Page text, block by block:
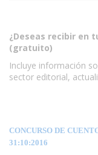
¿Deseas recibir en
(gratuito)
Incluye información
sector editorial,
CONCURSO DE
31:10:2016